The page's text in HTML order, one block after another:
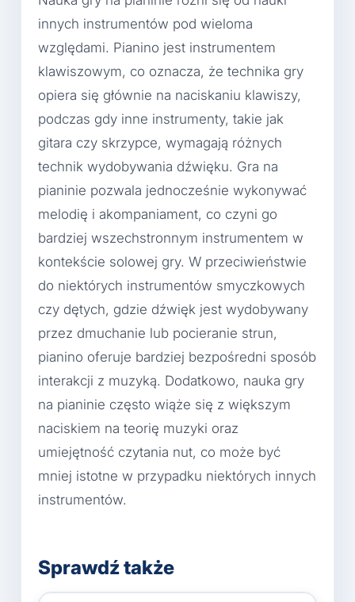
innych instrumentów pod wieloma
względami. Pianino jest instrumentem
klawiszowym, co oznacza, że technika gry
opiera się głównie na naciskaniu klawiszy,
podczas gdy inne instrumenty, takie jak
gitara czy skrzypce, wymagają różnych
technik wydobywania dźwięku. Gra na
pianinie pozwala jednocześnie wykonywać
melodię i akompaniament, co czyni go
bardziej wszechstronnym instrumentem w
kontekście solowej gry. W przeciwieństwie
do niektórych instrumentów smyczkowych
czy dętych, gdzie dźwięk jest wydobywany
przez dmuchanie lub pocieranie strun,
pianino oferuje bardziej bezpośredni sposób
interakcji z muzyką. Dodatkowo, nauka gry
na pianinie często wiąże się z większym
naciskiem na teorię muzyki oraz
umiejętność czytania nut, co może być
mniej istotne w przypadku niektórych innych
instrumentów.
Sprawdź także